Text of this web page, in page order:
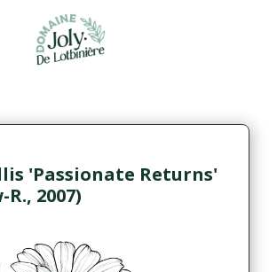
'Passionate Returns'
2007)